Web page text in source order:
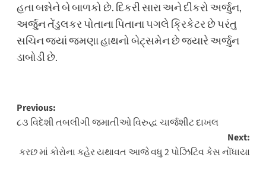
હતા બન્નેને બે બાળકો છે. દિકરી સારા અને દીકરો અર્જુન,
અર્જુન તેંડુલકર પોતાના પિતાના પગલે ક્રિકેટર છે પરંતુ
સચિન જ્યાં જમણા હાથનો બેટ્સમેન છે જ્યારે અર્જુન
ડાબોડી છે.
Post
navigation
Previous:
૮૩ વિદેશી તબલીગી જમાતીઓ વિરુદ્ધ ચાર્જશીટ દાખલ
Next:
કરછ માં કોરોના કહેર યથાવત આજે વધુ 2 પોઝિટિવ કેસ નોંધાયા